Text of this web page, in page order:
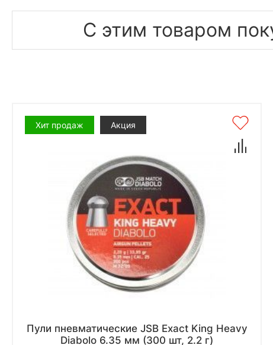
С этим товаром
Хит продаж Акция
Пули пневматические JSB Exact King Heavy
Diabolo 6.35 мм (300 шт, 2.2 г)